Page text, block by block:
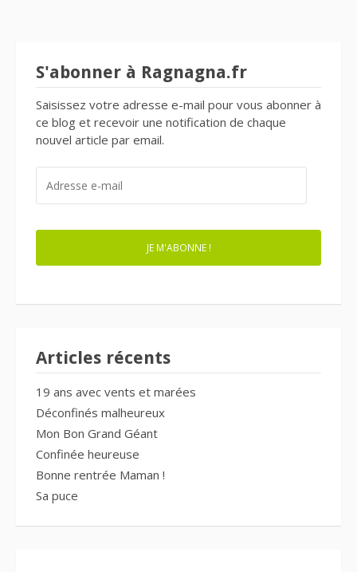
S'abonner à Ragnagna.fr
Saisissez votre adresse e-mail pour vous abonner à
ce blog et recevoir une notification de chaque
nouvel article par email.
MAIL
JE M'ABONNE !
Articles récents
19 ans avec vents et marées
Déconfinés malheureux
Mon Bon Grand Géant
Confinée heureuse
Bonne rentrée Maman !
Sa puce